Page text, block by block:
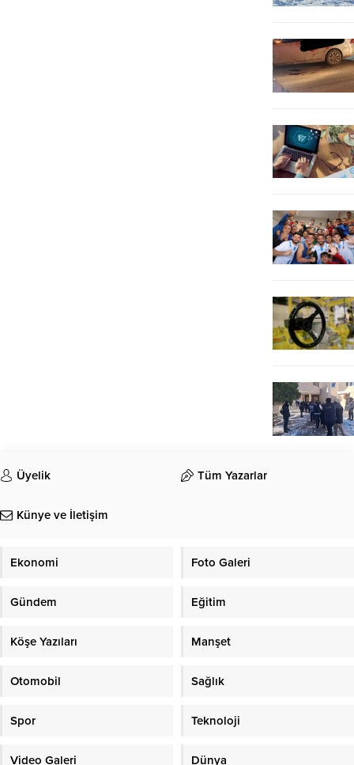
Üyelik Tüm Yazarlar
Künye ve İletişim
Ekonomi Foto Galeri
Gündem Eğitim
Köşe Yazıları Manşet
Otomobil Sağlık
Spor Teknoloji
Video Galeri Dünya